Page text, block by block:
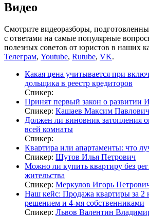
Видео
Смотрите видеоразборы,
с ответами на самые популярные
полезных советов от юристов в наших
Телеграм, Youtube, Rutube, VK.
Какая цена учитывается при
дольщика в реестр кредиторов
Спикер:
Принят первый закон о развитии
Спикер: Кашаев Максим Павлович
Должен ли виновник затопления
всей комнаты
Спикер:
Квартира или апартаменты: что
Спикер: Шутов Илья Петрович
Можно ли купить квартиру без
жительства
Спикер: Меркулов Игорь
Наш кейс: Продажа квартиры за 2
решением и 4-мя собственниками
Спикер: Львов Валентин